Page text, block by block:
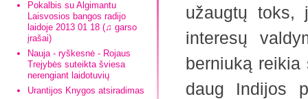
Pokalbis su Algimantu
Laisvosios bangos radijo
laidoje 2013 01 18 (♫ garso
įrašai)
Nauja - ryškesnė - Rojaus
Trejybės suteikta šviesa
nerengiant laidotuvių
Urantijos Knygos atsiradimas
užaugtų toks,
interesų
berniuką
daug Indijos